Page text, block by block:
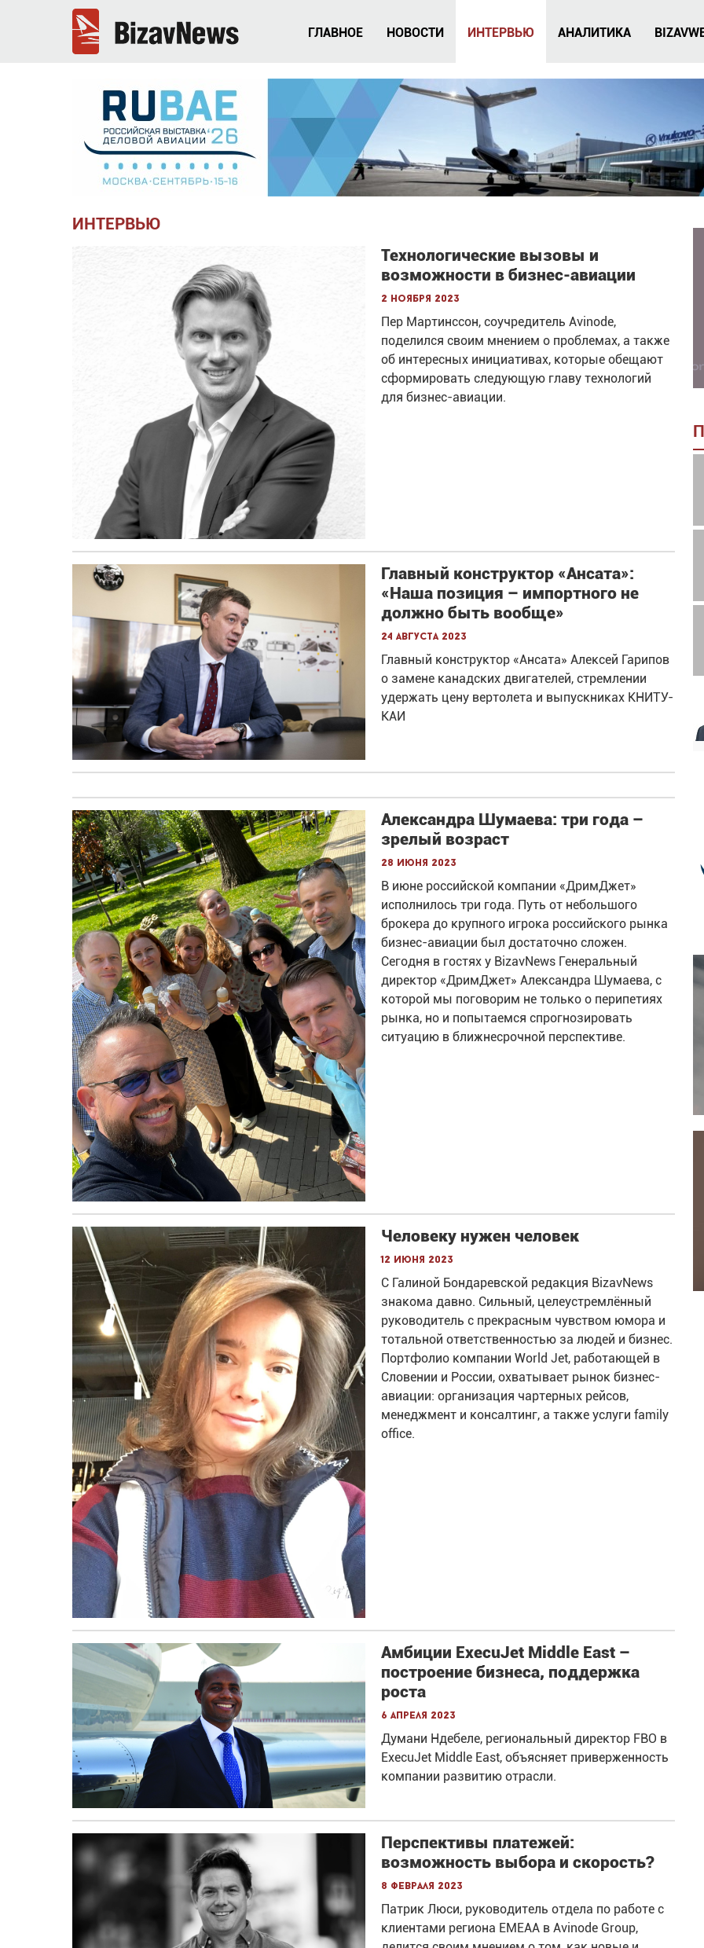
ГЛАВНОЕ НОВОСТИ ИНТЕРВЬЮ АНАЛИТИКА
ИНТЕРВЬЮ
Технологические вызовы и
возможности в бизнес-авиации
2 ноября 2023
Пер Мартинссон, соучредитель Avinode,
поделился своим мнением о проблемах, а также
об интересных инициативах, которые обещают
сформировать следующую главу технологий
для бизнес-авиации.
Главный конструктор «Ансата»:
«Наша позиция – импортного не
должно быть вообще»
24 августа 2023
Главный конструктор «Ансата» Алексей Гарипов
о замене канадских двигателей, стремлении
удержать цену вертолета и выпускниках КНИТУ-
КАИ
Александра Шумаева: три года –
зрелый возраст
28 июня 2023
В июне российской компании «ДримДжет»
исполнилось три года. Путь от небольшого
брокера до крупного игрока российского рынка
бизнес-авиации был достаточно сложен.
Сегодня в гостях у BizavNews Генеральный
директор «ДримДжет» Александра Шумаева, с
которой мы поговорим не только о перипетиях
рынка, но и попытаемся спрогнозировать
ситуацию в ближнесрочной перспективе.
Человеку нужен человек
12 июня 2023
С Галиной Бондаревской редакция BizavNews
знакома давно. Сильный, целеустремлённый
руководитель с прекрасным чувством юмора и
тотальной ответственностью за людей и бизнес.
Портфолио компании World Jet, работающей в
Словении и России, охватывает рынок бизнес-
авиации: организация чартерных рейсов,
менеджмент и консалтинг, а также услуги family
office.
Амбиции ExecuJet Middle East –
построение бизнеса, поддержка
роста
6 апреля 2023
Думани Ндебеле, региональный директор FBO в
ExecuJet Middle East, объясняет приверженность
компании развитию отрасли.
Перспективы платежей:
возможность выбора и скорость?
8 февраля 2023
Патрик Люси, руководитель отдела по работе с
клиентами региона EMEAA в Avinode Group,